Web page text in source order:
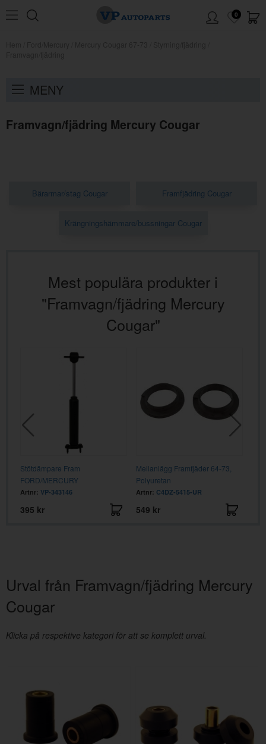
0
MENY
Framvagn/fjädring Mercury Cougar
Bärarmar/stag Cougar Framfjädring Cougar
Krängningshämmare/bussningar Cougar
Mest populära produkter i
"Framvagn/fjädring Mercury
Cougar"
Stötdämpare Fram
FORD/MERCURY
Artnr: VP-343146
395 kr
Mellanlägg Framfjäder 64-73,
Polyuretan
Artnr: C4DZ-5415-UR
549 kr
Urval från Framvagn/fjädring Mercury
Cougar
Klicka på respektive kategori för att se komplett urval.